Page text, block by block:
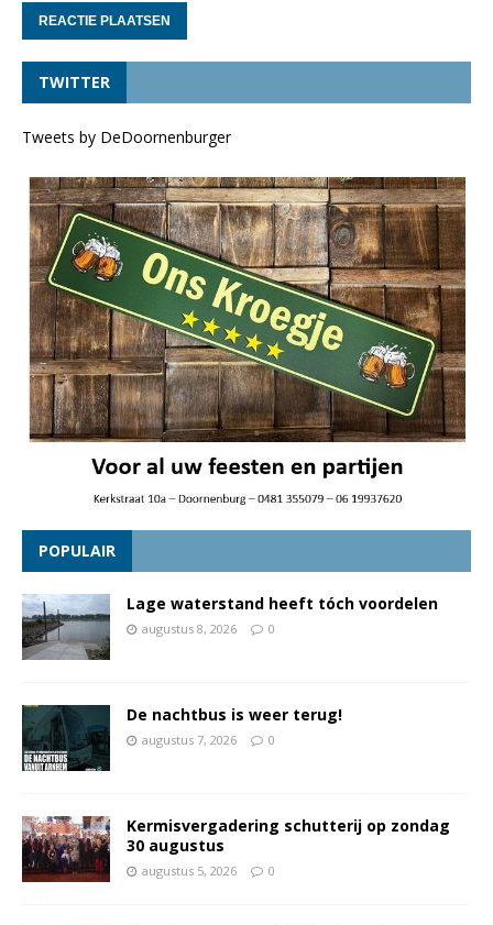
TWITTER
Tweets by DeDoornenburger
POPULAIR
Lage waterstand heeft tóch voordelen
augustus 8, 2026 0
De nachtbus is weer terug!
augustus 7, 2026 0
Kermisvergadering schutterij op zondag
30 augustus
augustus 5, 2026 0